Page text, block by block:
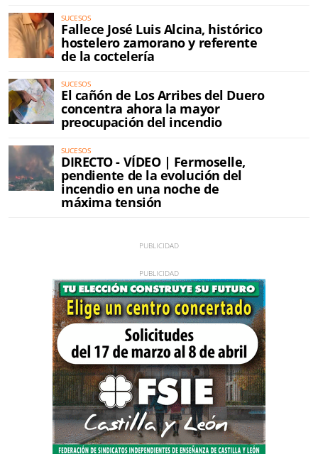
SUCESOS
Fallece José Luis Alcina, histórico
hostelero zamorano y referente
de la coctelería
SUCESOS
El cañón de Los Arribes del Duero
concentra ahora la mayor
preocupación del incendio
SUCESOS
DIRECTO - VÍDEO | Fermoselle,
pendiente de la evolución del
incendio en una noche de
máxima tensión